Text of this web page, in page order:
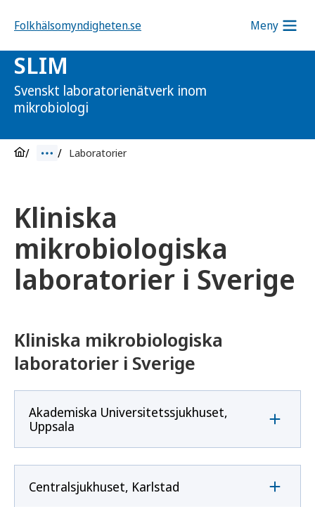
Folkhälsomyndigheten.se Meny
SLIM
Svenskt laboratorienätverk inom
mikrobiologi
Laboratorier
Kliniska
mikrobiologiska
laboratorier i Sverige
Kliniska mikrobiologiska
laboratorier i Sverige
Akademiska Universitetssjukhuset,
Uppsala
Centralsjukhuset, Karlstad